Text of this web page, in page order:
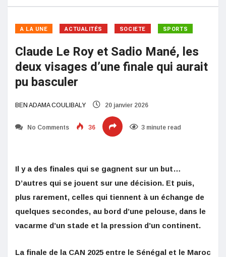
A LA UNE ACTUALITÉS SOCIETE SPORTS
Claude Le Roy et Sadio Mané, les
deux visages d’une finale qui aurait
pu basculer
BEN ADAMA COULIBALY 20 janvier 2026
No Comments 36 3 minute read
Il y a des finales qui se gagnent sur un but…
D’autres qui se jouent sur une décision. Et puis,
plus rarement, celles qui tiennent à un échange de
quelques secondes, au bord d’une pelouse, dans le
vacarme d’un stade et la pression d’un continent.
La finale de la CAN 2025 entre le Sénégal et le Maroc